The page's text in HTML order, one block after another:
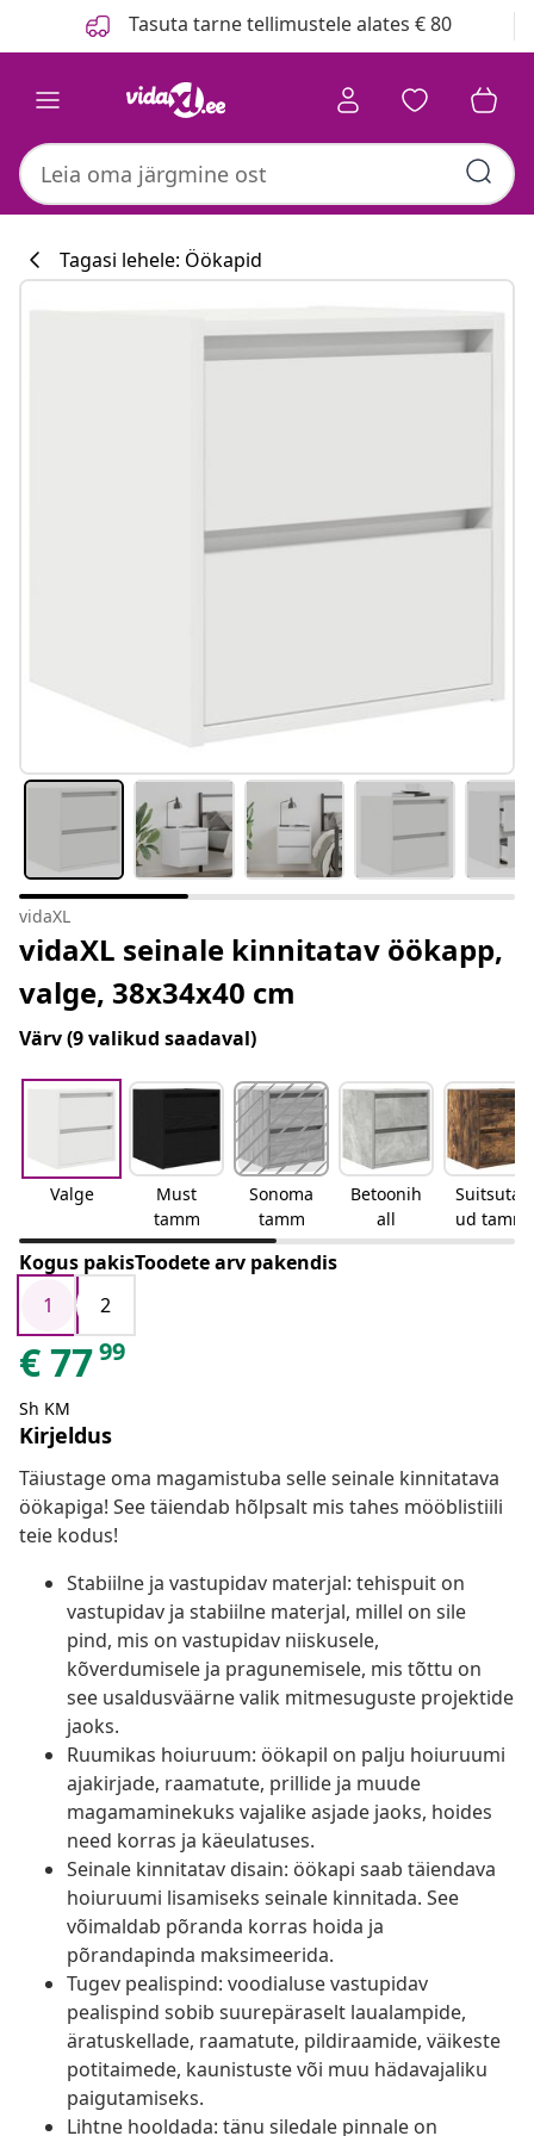
Tasuta tarne tellimustele alates € 80
Tagasi lehele: Öökapid
vidaXL
vidaXL seinale kinnitatav öökapp,
valge, 38x34x40 cm
Värv(9 valikud saadaval)
Valge
Must
tamm
Sonoma
tamm
Betoonih
all
Suitsutat
ud tamm
Kogus pakisToodete arv pakendis
1
2
€7799
Sh KM
Kirjeldus
Täiustage oma magamistuba selle seinale kinnitatava
öökapiga! See täiendab hõlpsalt mis tahes mööblistiili
teie kodus!
Stabiilne ja vastupidav materjal: tehispuit on
vastupidav ja stabiilne materjal, millel on sile
pind, mis on vastupidav niiskusele,
kõverdumisele ja pragunemisele, mis tõttu on
see usaldusväärne valik mitmesuguste projektide
jaoks.
Ruumikas hoiuruum: öökapil on palju hoiuruumi
ajakirjade, raamatute, prillide ja muude
magamaminekuks vajalike asjade jaoks, hoides
need korras ja käeulatuses.
Seinale kinnitatav disain: öökapi saab täiendava
hoiuruumi lisamiseks seinale kinnitada. See
võimaldab põranda korras hoida ja
põrandapinda maksimeerida.
Tugev pealispind: voodialuse vastupidav
pealispind sobib suurepäraselt laualampide,
äratuskellade, raamatute, pildiraamide, väikeste
potitaimede, kaunistuste või muu hädavajaliku
paigutamiseks.
Lihtne hooldada: tänu siledale pinnale on